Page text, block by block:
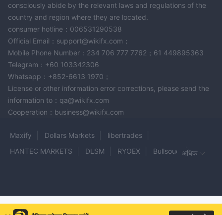
consciously abide by the relevant laws and regulations of the
country and region where they are located.
consumer hotline：006531290538
Official Email：support@wikifx.com；
Mobile Phone Number：234 706 777 7762；61 449895363
Telegram：+60 103342306
Whatsapp：+852-6613 1970；
License or other information error corrections, please send the
information to：qa@wikifx.com
Cooperation：business@wikifx.com
Maxify Dollars Markets
libertrades
HANTEC MARKETS
DLSM RYOEX
Bullsouq
3angleFX
HubuFX
FXwealth Hub
अधिक